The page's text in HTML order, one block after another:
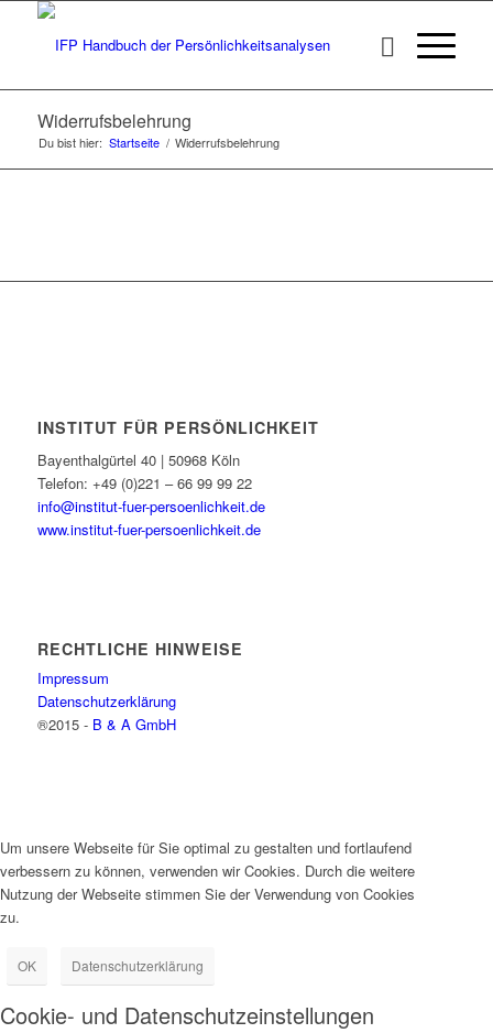
Widerrufsbelehrung
Du bist hier: Startseite / Widerrufsbelehrung
INSTITUT FÜR PERSÖNLICHKEIT
Bayenthalgürtel 40 | 50968 Köln
Telefon: +49 (0)221 – 66 99 99 22
info@institut-fuer-persoenlichkeit.de
www.institut-fuer-persoenlichkeit.de
RECHTLICHE HINWEISE
Impressum
Datenschutzerklärung
®2015 - B & A GmbH
Um unsere Webseite für Sie optimal zu gestalten und fortlaufend
verbessern zu können, verwenden wir Cookies. Durch die weitere
Nutzung der Webseite stimmen Sie der Verwendung von Cookies
zu.
OK Datenschutzerklärung
Cookie- und Datenschutzeinstellungen